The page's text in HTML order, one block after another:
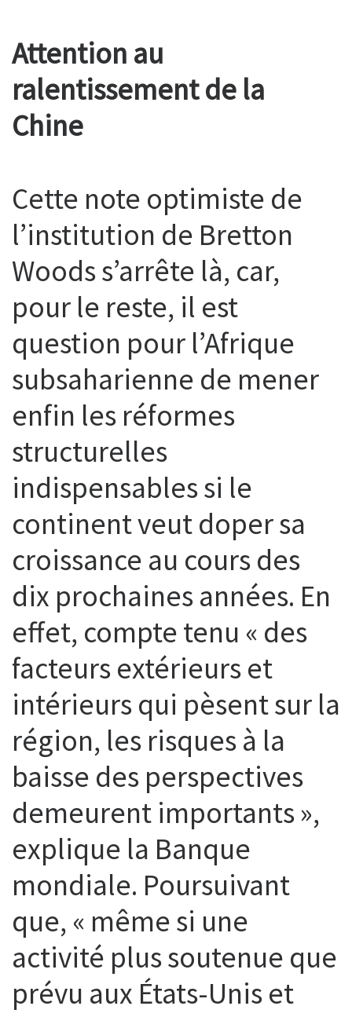
Attention au
ralentissement de la
Chine
Cette note optimiste de
l’institution de Bretton
Woods s’arrête là, car,
pour le reste, il est
question pour l’Afrique
subsaharienne de mener
enfin les réformes
structurelles
indispensables si le
continent veut doper sa
croissance au cours des
dix prochaines années. En
effet, compte tenu « des
facteurs extérieurs et
intérieurs qui pèsent sur la
région, les risques à la
baisse des perspectives
demeurent importants »,
explique la Banque
mondiale. Poursuivant
que, « même si une
activité plus soutenue que
prévu aux États-Unis et